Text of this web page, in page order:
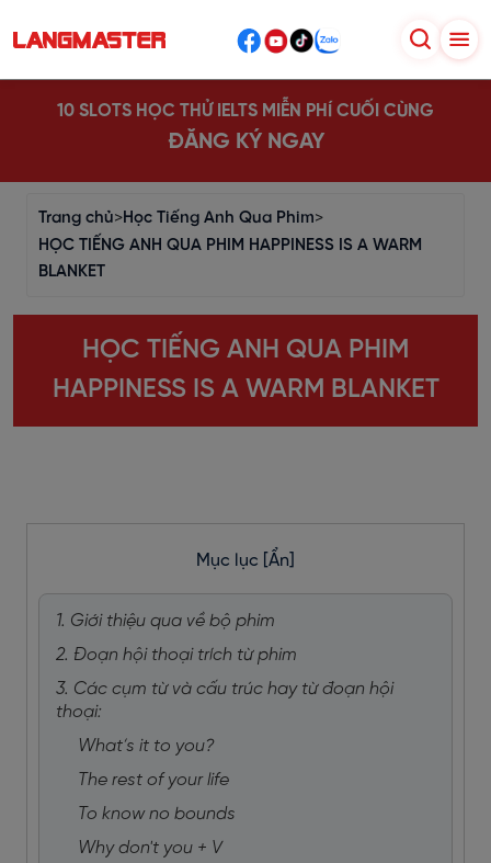
10 SLOTS HỌC THỬ IELTS MIỄN PHÍ CUỐI CÙNG
ĐĂNG KÝ NGAY
Trang chủ>Học Tiếng Anh Qua Phim>
HỌC TIẾNG ANH QUA PHIM HAPPINESS IS A WARM
BLANKET
HỌC TIẾNG ANH QUA PHIM
HAPPINESS IS A WARM BLANKET
Mục lục [Ẩn]
1. Giới thiệu qua về bộ phim
2. Đoạn hội thoại trích từ phim
3. Các cụm từ và cấu trúc hay từ đoạn hội
thoại:
What’s it to you?
The rest of your life
To know no bounds
Why don't you + V